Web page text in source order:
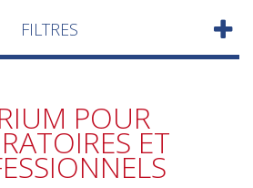
FILTRES
POUR
ET